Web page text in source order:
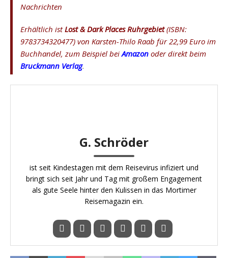
Nachrichten
Erhältlich istLost & Dark Places Ruhrgebiet(ISBN:
9783734320477) von Karsten-Thilo Raab für 22,99 Euro im
Buchhandel, zum Beispiel bei Amazon oder direkt beim
Bruckmann Verlag.
G. Schröder
ist seit Kindestagen mit dem Reisevirus infiziert und
bringt sich seit Jahr und Tag mit großem Engagement
als gute Seele hinter den Kulissen in das Mortimer
Reisemagazin ein.